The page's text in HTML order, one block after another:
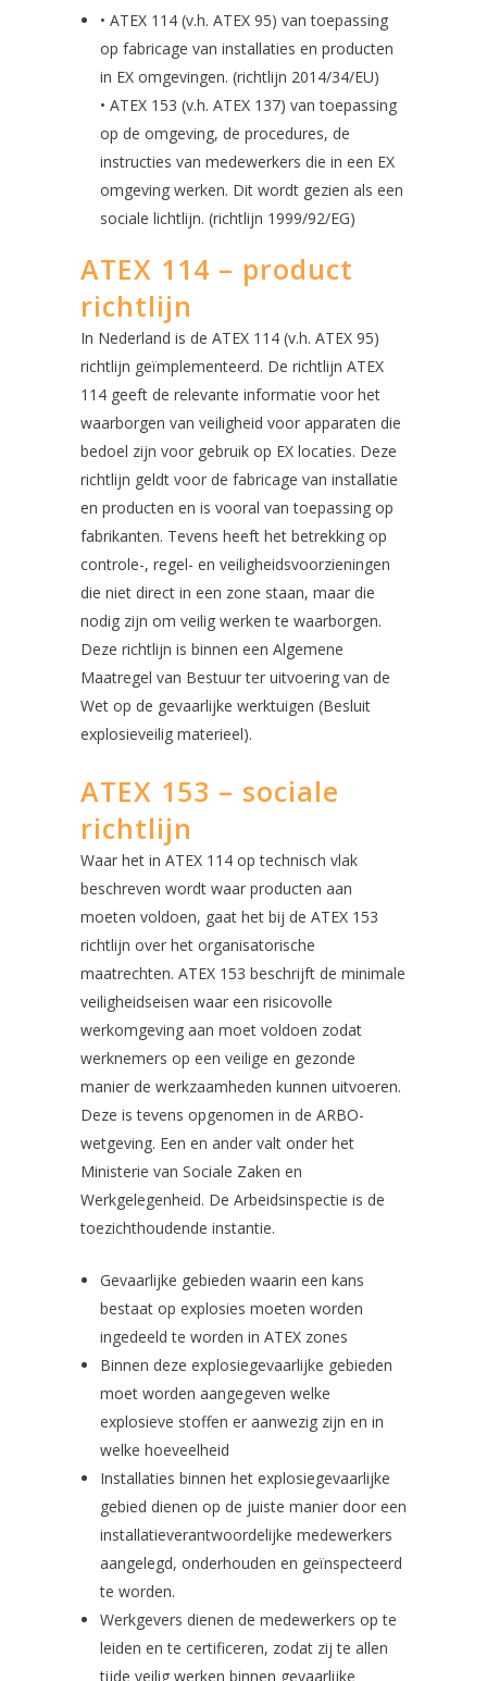
• ATEX 114 (v.h. ATEX 95) van toepassing
op fabricage van installaties en producten
in EX omgevingen. (richtlijn 2014/34/EU)
• ATEX 153 (v.h. ATEX 137) van toepassing
op de omgeving, de procedures, de
instructies van medewerkers die in een EX
omgeving werken. Dit wordt gezien als een
sociale lichtlijn. (richtlijn 1999/92/EG)
ATEX 114 – product
richtlijn
In Nederland is de ATEX 114 (v.h. ATEX 95)
richtlijn geïmplementeerd. De richtlijn ATEX
114 geeft de relevante informatie voor het
waarborgen van veiligheid voor apparaten die
bedoel zijn voor gebruik op EX locaties. Deze
richtlijn geldt voor de fabricage van installatie
en producten en is vooral van toepassing op
fabrikanten. Tevens heeft het betrekking op
controle-, regel- en veiligheidsvoorzieningen
die niet direct in een zone staan, maar die
nodig zijn om veilig werken te waarborgen.
Deze richtlijn is binnen een Algemene
Maatregel van Bestuur ter uitvoering van de
Wet op de gevaarlijke werktuigen (Besluit
explosieveilig materieel).
ATEX 153 – sociale
richtlijn
Waar het in ATEX 114 op technisch vlak
beschreven wordt waar producten aan
moeten voldoen, gaat het bij de ATEX 153
richtlijn over het organisatorische
maatrechten. ATEX 153 beschrijft de minimale
veiligheidseisen waar een risicovolle
werkomgeving aan moet voldoen zodat
werknemers op een veilige en gezonde
manier de werkzaamheden kunnen uitvoeren.
Deze is tevens opgenomen in de ARBO-
wetgeving. Een en ander valt onder het
Ministerie van Sociale Zaken en
Werkgelegenheid. De Arbeidsinspectie is de
toezichthoudende instantie.
Gevaarlijke gebieden waarin een kans
bestaat op explosies moeten worden
ingedeeld te worden in ATEX zones
Binnen deze explosiegevaarlijke gebieden
moet worden aangegeven welke
explosieve stoffen er aanwezig zijn en in
welke hoeveelheid
Installaties binnen het explosiegevaarlijke
gebied dienen op de juiste manier door een
installatieverantwoordelijke medewerkers
aangelegd, onderhouden en geïnspecteerd
te worden.
Werkgevers dienen de medewerkers op te
leiden en te certificeren, zodat zij te allen
tijde veilig werken binnen gevaarlijke